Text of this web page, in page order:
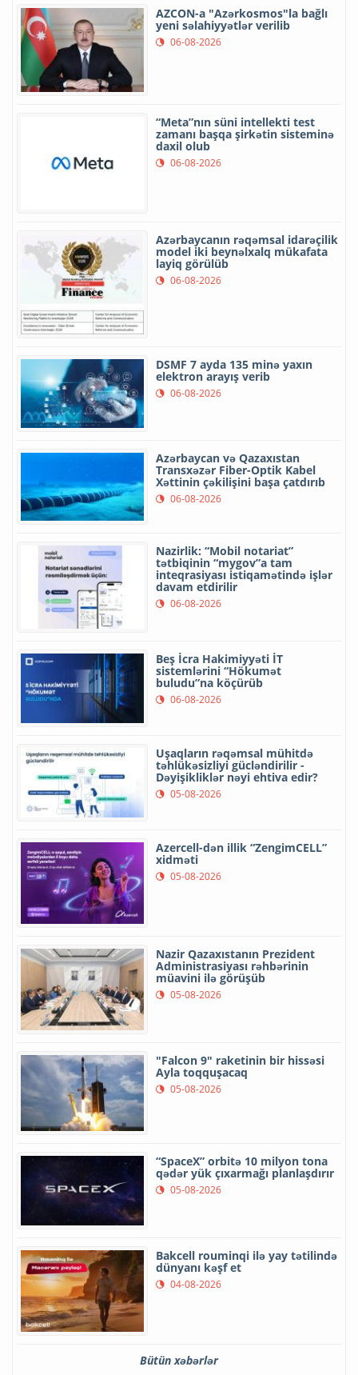
AZCON-a "Azərkosmos"la bağlı
yeni səlahiyyətlər verilib
06-08-2026
“Meta”nın süni intellekti test
zamanı başqa şirkətin sisteminə
daxil olub
06-08-2026
Azərbaycanın rəqəmsal idarəçilik
model iki beynəlxalq mükafata
layiq görülüb
06-08-2026
DSMF 7 ayda 135 minə yaxın
elektron arayış verib
06-08-2026
Azərbaycan və Qazaxıstan
Transxəzər Fiber-Optik Kabel
Xəttinin çəkilişini başa çatdırıb
06-08-2026
Nazirlik: “Mobil notariat”
tətbiqinin “mygov”a tam
inteqrasiyası istiqamətində işlər
davam etdirilir
06-08-2026
Beş İcra Hakimiyyəti İT
sistemlərini “Hökumət
buludu”na köçürüb
06-08-2026
Uşaqların rəqəmsal mühitdə
təhlükəsizliyi gücləndirilir -
Dəyişikliklər nəyi ehtiva edir?
05-08-2026
Azercell-dən illik “ZengimCELL”
xidməti
05-08-2026
Nazir Qazaxıstanın Prezident
Administrasiyası rəhbərinin
müavini ilə görüşüb
05-08-2026
"Falcon 9" raketinin bir hissəsi
Ayla toqquşacaq
05-08-2026
“SpaceX” orbitə 10 milyon tona
qədər yük çıxarmağı planlaşdırır
05-08-2026
Bakcell rouminqi ilə yay tətilində
dünyanı kəşf et
04-08-2026
Bütün xəbərlər